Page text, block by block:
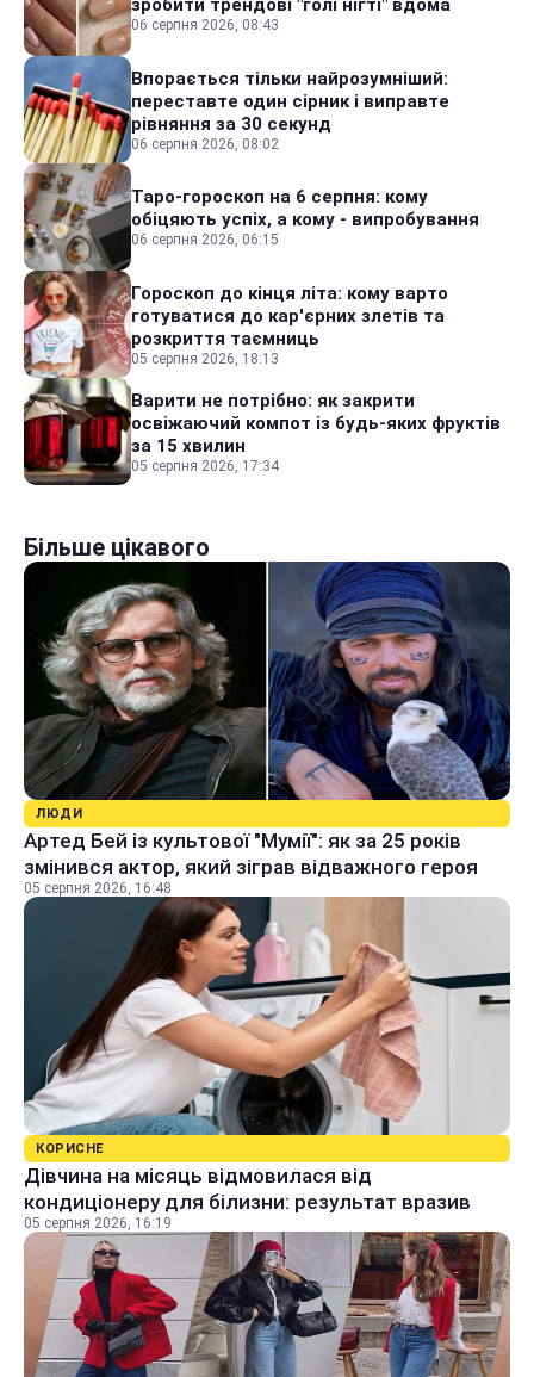
зробити трендові "голі нігті" вдома
06 серпня 2026, 08:43
Впорається тільки найрозумніший:
переставте один сірник і виправте
рівняння за 30 секунд
06 серпня 2026, 08:02
Таро-гороскоп на 6 серпня: кому
обіцяють успіх, а кому - випробування
06 серпня 2026, 06:15
Гороскоп до кінця літа: кому варто
готуватися до кар'єрних злетів та
розкриття таємниць
05 серпня 2026, 18:13
Варити не потрібно: як закрити
освіжаючий компот із будь-яких фруктів
за 15 хвилин
05 серпня 2026, 17:34
Більше цікавого
ЛЮДИ
Артед Бей із культової "Мумії": як за 25 років
змінився актор, який зіграв відважного героя
05 серпня 2026, 16:48
КОРИСНЕ
Дівчина на місяць відмовилася від
кондиціонеру для білизни: результат вразив
05 серпня 2026, 16:19